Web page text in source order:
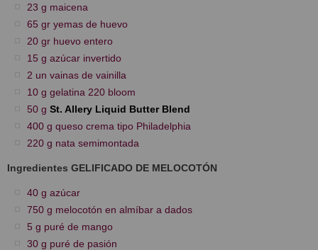
23 g maicena
65 gr yemas de huevo
20 gr huevo entero
15 g azúcar invertido
2 un vainas de vainilla
10 g gelatina 220 bloom
50 g St. Allery Liquid Butter Blend
400 g queso crema tipo Philadelphia
220 g nata semimontada
Ingredientes GELIFICADO DE MELOCOTÓN
40 g azúcar
750 g melocotón en almíbar a dados
5 g puré de mango
30 g puré de pasión